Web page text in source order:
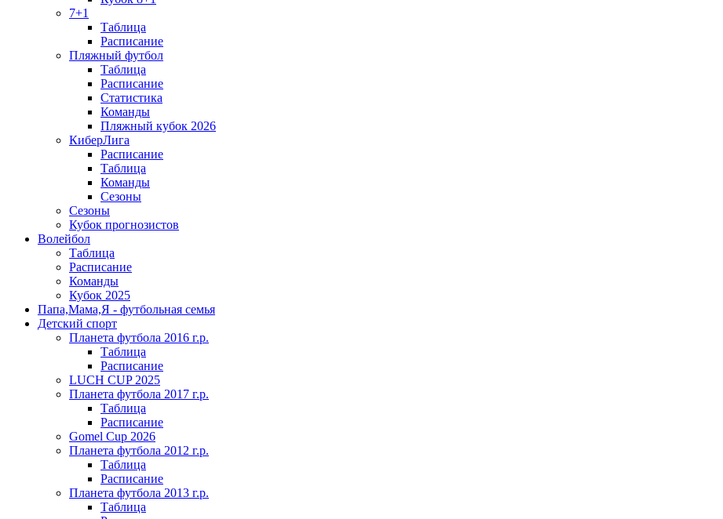
7+1
Таблица
Расписание
Пляжный футбол
Таблица
Расписание
Статистика
Команды
Пляжный кубок 2026
КиберЛига
Расписание
Таблица
Команды
Сезоны
Сезоны
Кубок прогнозистов
Волейбол
Таблица
Расписание
Команды
Кубок 2025
Папа,Мама,Я - футбольная семья
Детский спорт
Планета футбола 2016 г.р.
Таблица
Расписание
LUCH CUP 2025
Планета футбола 2017 г.р.
Таблица
Расписание
Gomel Cup 2026
Планета футбола 2012 г.р.
Таблица
Расписание
Планета футбола 2013 г.р.
Таблица